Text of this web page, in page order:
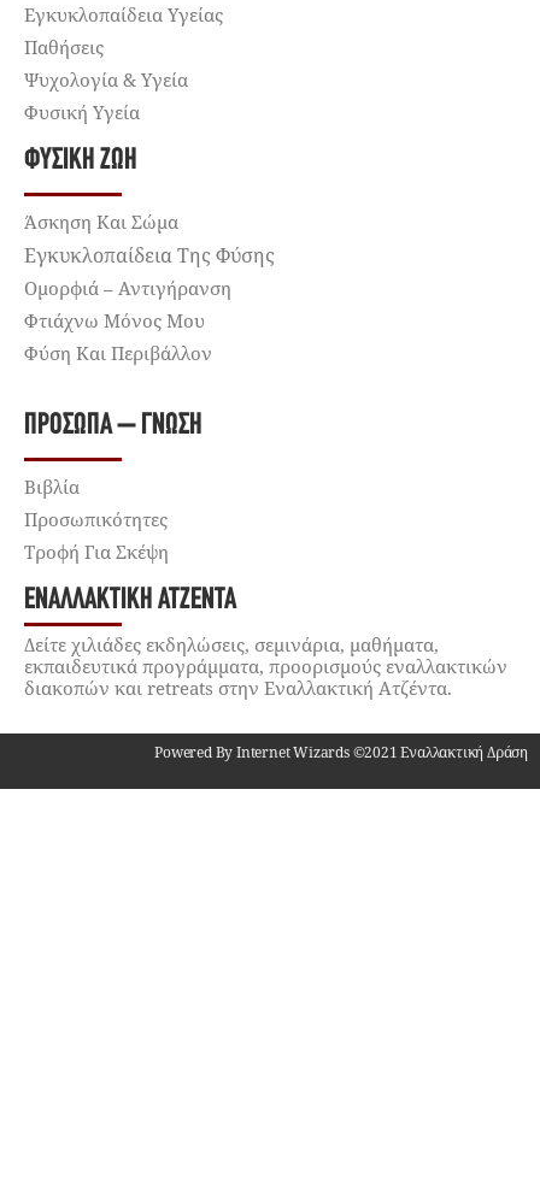
Εγκυκλοπαίδεια Υγείας
Παθήσεις
Ψυχολογία & Υγεία
Φυσική Υγεία
ΦΥΣΙΚΉ ΖΩΉ
Άσκηση Και Σώμα
Εγκυκλοπαίδεια Της Φύσης
Ομορφιά – Αντιγήρανση
Φτιάχνω Μόνος Μου
Φύση Και Περιβάλλον
ΠΡΌΣΩΠΑ – ΓΝΏΣΗ
Βιβλία
Προσωπικότητες
Τροφή Για Σκέψη
ΕΝΑΛΛΑΚΤΙΚΉ ΑΤΖΈΝΤΑ
Δείτε χιλιάδες εκδηλώσεις, σεμινάρια, μαθήματα,
εκπαιδευτικά προγράμματα, προορισμούς εναλλακτικών
διακοπών και retreats στην Εναλλακτική Ατζέντα.
Powered By Internet Wizards ©2021 Εναλλακτική Δράση